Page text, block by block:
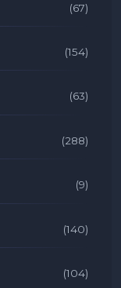
(67)
(154)
(63)
(288)
(9)
(140)
(104)